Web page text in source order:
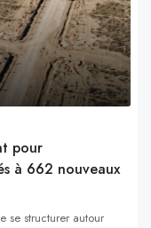
pour
à 662 nouveaux
se structurer autour